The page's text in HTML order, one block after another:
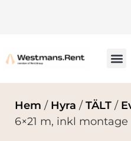
Hem / Hyra / TÄLT /
6×21 m, inkl montage